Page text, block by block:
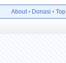
About • Donasi •